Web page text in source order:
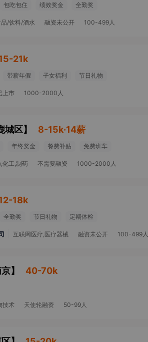
包吃包住 绩效奖金 全勤奖
/饮料/酒水 融资未公开 100-499人
21k
带薪年假 子女福利 节日礼物
上市 1000-2000人
城区】 8-15k·14薪
年终奖金 餐费补贴 免费班车
化工,制药 不需要融资 1000-2000人
18k
全勤奖 节日礼物 定期体检
互联网医疗,医疗器械 融资未公开 100-499人
】 40-70k
技术 天使轮融资 50-99人